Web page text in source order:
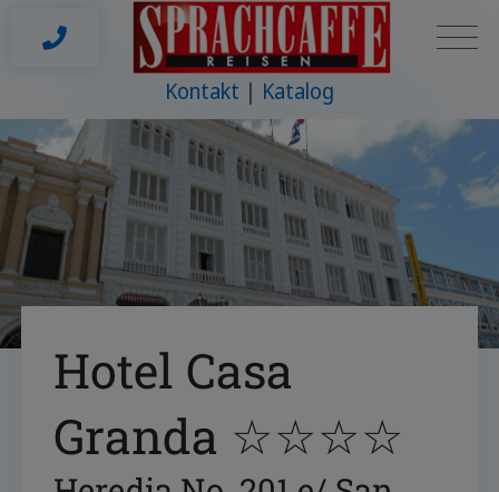
Kontakt Katalog
Hotel Casa
Granda ☆☆☆☆